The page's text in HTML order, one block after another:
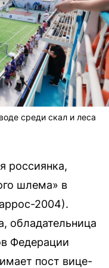
среди скал и леса
россиянка,
шлема» в
2004).
обладательница
Федерации
пост вице-